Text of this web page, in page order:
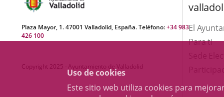
Uso de cookies
Este sitio web utiliza cookies para
Plaza Mayor, 1. 47001 Valladolid, España. Teléfono:+34 983
426 100
Copyright 2025 - Ayuntamiento de Valladolid
El
Para ti